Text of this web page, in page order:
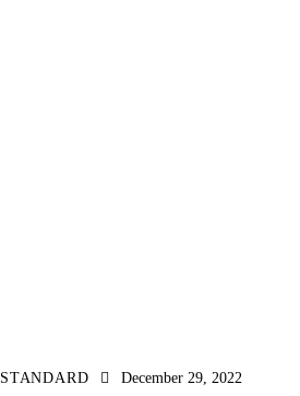
STANDARD December 29, 2022